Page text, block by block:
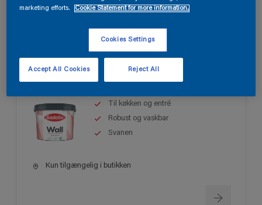
Sadolin Wall Semi Matt
Til køkken og entré
Robust og vaskbar
Svanen
Kun tilgængelig i butikken
marketing efforts.
Cookie Statement for more information.
Cookies Settings
Reject All
Accept All Cookies